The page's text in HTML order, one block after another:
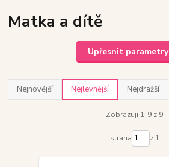
Matka a dítě
Upřesnit parametry
Nejnovější Nejlevnější Nejdražší
Zobrazuji 1-9 z 9
strana z 1